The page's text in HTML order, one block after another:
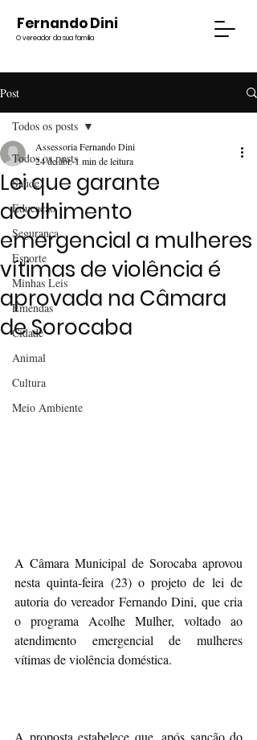
Fernando Dini
O vereador da sua família
Post
Todos os posts
Saúde
Educação
Segurança
Esporte
Minhas Leis
Emendas
Cidade
Animal
Cultura
Meio Ambiente
Todos os posts
Lei que garante
acolhimento
emergencial a mulheres
vítimas de violência é
aprovada na Câmara
de Sorocaba
Assessoria Fernando Dini
24 de abr.1 min de leitura
A Câmara Municipal de Sorocaba aprovou
nesta quinta-feira (23) o projeto de lei de
autoria do vereador Fernando Dini, que cria
o programa Acolhe Mulher, voltado ao
atendimento emergencial de mulheres
vítimas de violência doméstica.
A proposta estabelece que, após sanção do